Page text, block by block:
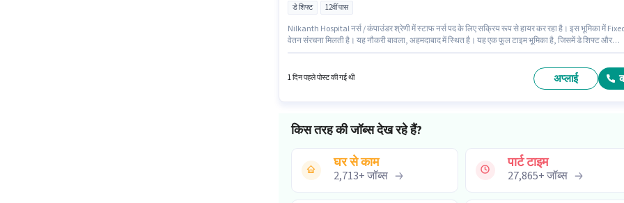
डे शिफ्ट 12वीं पास
Nilkanth Hospital नर्स / कंपाउंडर श्रेणी में स्टाफ नर्स पद के लिए सक्रिय रूप से हायर कर रहा है। इस भूमिका में
वेतन संरचना मिलती है। यह नौकरी बावला, अहमदाबाद में स्थित है। यह एक फुल टाइम भूमिका है, जिसमें डे शिफ्ट और
1 दिन पहले पोस्ट की गई थी अप्लाई
किस तरह की जॉब्स देख रहे हैं?
घर से काम
2,713+जॉब्स
पार्ट टाइम
27,865+जॉब्स